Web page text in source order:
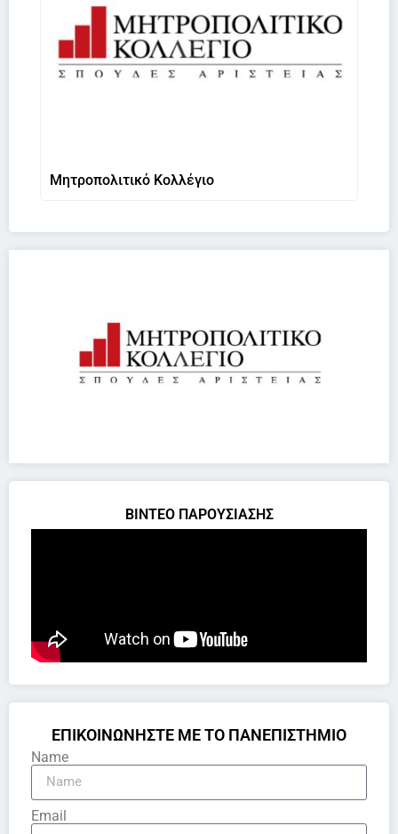
Μητροπολιτικό Κολλέγιο
ΒΙΝΤΕΟ ΠΑΡΟΥΣΙΑΣΗΣ
ΕΠΙΚΟΙΝΩΝΗΣΤΕ ΜΕ ΤΟ ΠΑΝΕΠΙΣΤΗΜΙΟ
Name
Email